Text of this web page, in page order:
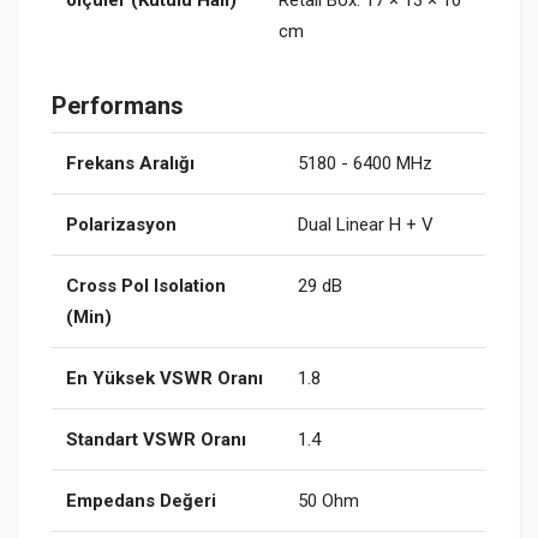
cm
Performans
Frekans Aralığı 5180 - 6400 MHz
Polarizasyon Dual Linear H + V
Cross Pol Isolation
(Min)
29 dB
En Yüksek VSWR Oranı 1.8
Standart VSWR Oranı 1.4
Empedans Değeri 50 Ohm